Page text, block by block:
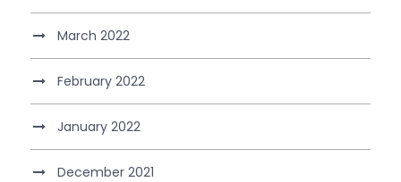
March 2022
February 2022
January 2022
December 2021